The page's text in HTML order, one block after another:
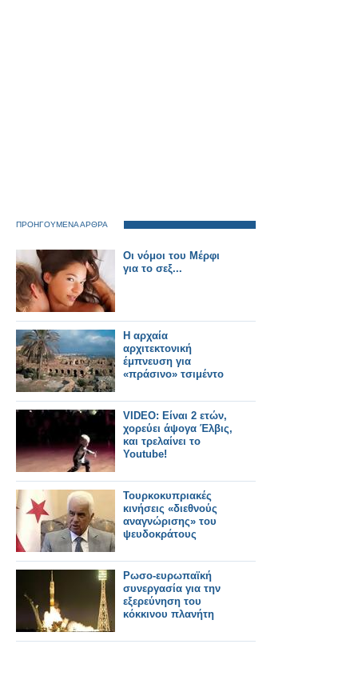
ΠΡΟΗΓΟΥΜΕΝΑ ΑΡΘΡΑ
Οι νόμοι του Μέρφι
για το σεξ...
Η αρχαία
αρχιτεκτονική
έμπνευση για
«πράσινο» τσιμέντο
VIDEO: Είναι 2 ετών,
χορεύει άψογα Έλβις,
και τρελαίνει το
Youtube!
Τουρκοκυπριακές
κινήσεις «διεθνούς
αναγνώρισης» του
ψευδοκράτους
Ρωσο-ευρωπαϊκή
συνεργασία για την
εξερεύνηση του
κόκκινου πλανήτη